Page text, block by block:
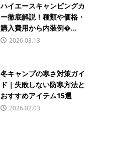
ハイエースキャンピングカ
ー徹底解説！種類や価格・
購入費用から内装例�...
2026.03.13
冬キャンプの寒さ対策ガイ
ド｜失敗しない防寒方法と
おすすめアイテム15選
2026.02.03